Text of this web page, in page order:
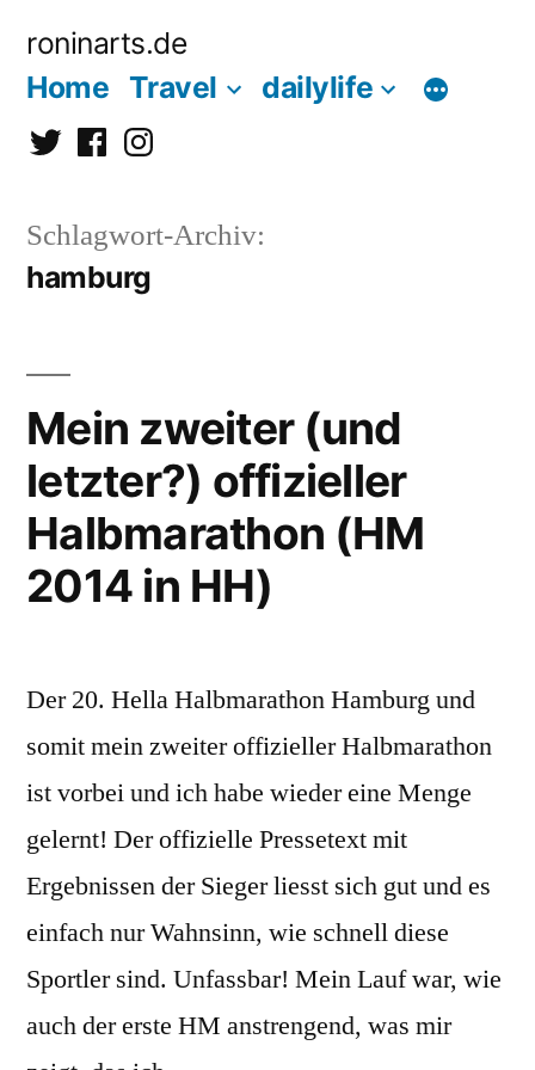
Inhalt
roninarts.de
Home Travel dailylife
TwitterFacebookInstagramm
Schlagwort-Archiv:
hamburg
Mein zweiter (und
letzter?) offizieller
Halbmarathon (HM
2014 in HH)
Der 20. Hella Halbmarathon Hamburg und
somit mein zweiter offizieller Halbmarathon
ist vorbei und ich habe wieder eine Menge
gelernt! Der offizielle Pressetext mit
Ergebnissen der Sieger liesst sich gut und es
einfach nur Wahnsinn, wie schnell diese
Sportler sind. Unfassbar! Mein Lauf war, wie
auch der erste HM anstrengend, was mir